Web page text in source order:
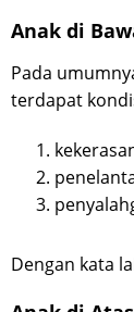
Anak di
Pada
terdapat
Dengan kata